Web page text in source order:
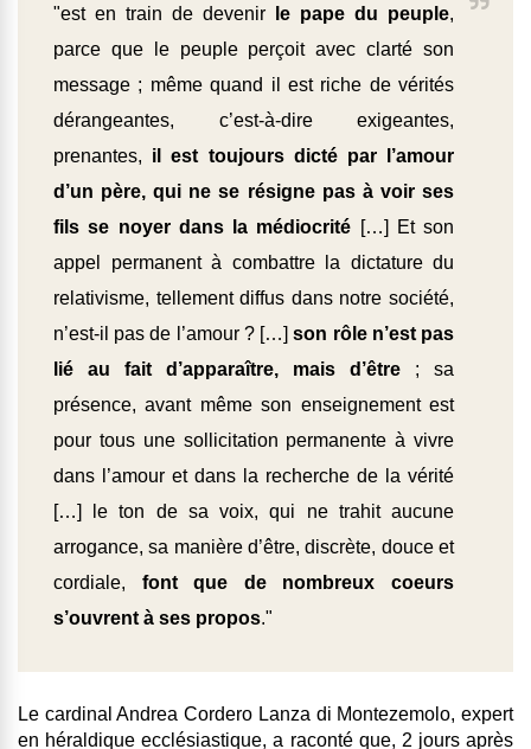
"est en train de devenir le pape du peuple,
parce que le peuple perçoit avec clarté son
message ; même quand il est riche de vérités
dérangeantes, c’est-à-dire exigeantes,
prenantes, il est toujours dicté par l’amour
d’un père, qui ne se résigne pas à voir ses
fils se noyer dans la médiocrité […] Et son
appel permanent à combattre la dictature du
relativisme, tellement diffus dans notre société,
n’est-il pas de l’amour ? […]son rôle n’est pas
lié au fait d’apparaître, mais d’être ; sa
présence, avant même son enseignement est
pour tous une sollicitation permanente à vivre
dans l’amour et dans la recherche de la vérité
[…] le ton de sa voix, qui ne trahit aucune
arrogance, sa manière d’être, discrète, douce et
cordiale, font que de nombreux coeurs
s’ouvrent à ses propos."
Le cardinal Andrea Cordero Lanza di Montezemolo, expert
en héraldique ecclésiastique, a raconté que, 2 jours après